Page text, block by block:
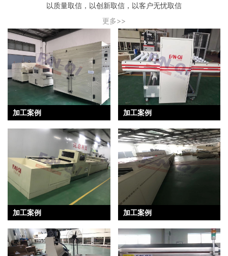
以质量取信，以创新取信，以客户无忧取信
更多>>
加工案例 加工案例
加工案例 加工案例